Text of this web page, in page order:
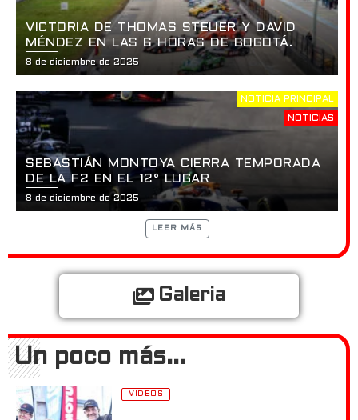
VICTORIA DE THOMAS STEUER Y DAVID
MÉNDEZ EN LAS 6 HORAS DE BOGOTÁ.
8 de diciembre de 2025
NOTICIA PRINCIPAL
NOTICIAS
SEBASTIÁN MONTOYA CIERRA TEMPORADA
DE LA F2 EN EL 12° LUGAR
8 de diciembre de 2025
LEER MÁS
Galeria
Un poco más...
VIDEOS